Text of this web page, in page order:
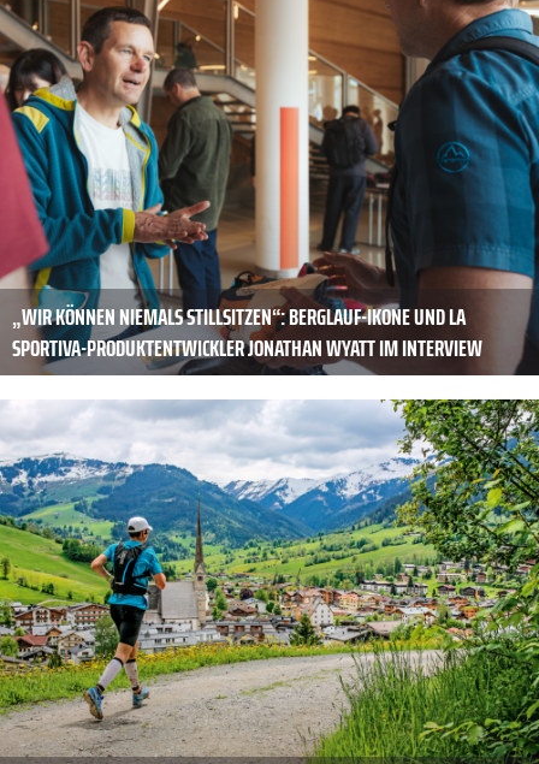
„WIR KÖNNEN NIEMALS STILLSITZEN“: BERGLAUF-IKONE UND LA
SPORTIVA-PRODUKTENTWICKLER JONATHAN WYATT IM INTERVIEW